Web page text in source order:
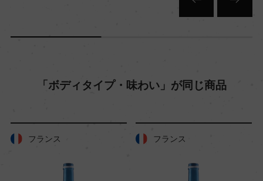
平均20年
土壌
赤茶のローム土壌が玄武岩の上に広がる
「ボディタイプ・味わい」が同じ商品
フランス フランス